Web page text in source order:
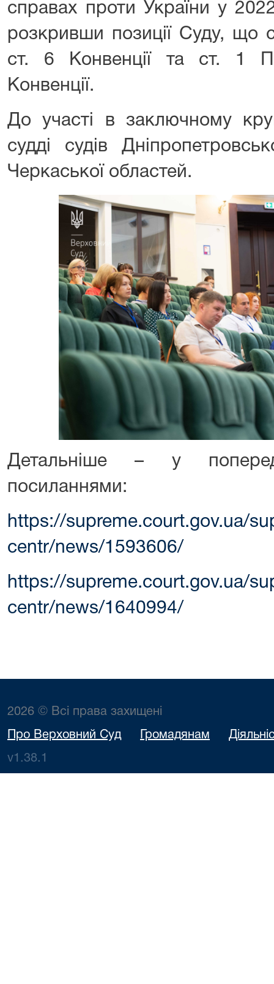
справах проти України у
розкривши позиції Суду, що
ст. 6 Конвенції та ст. 1
Конвенції.
До участі в заключному
судді судів
Черкаської областей.
Детальніше – у
посиланнями:
https://supreme.court.gov.ua/
centr/news/1593606/
https://supreme.court.gov.ua/
centr/news/1640994/
2026 © Всі права захищені
Про Верховний Суд Громадянам
v1.38.1